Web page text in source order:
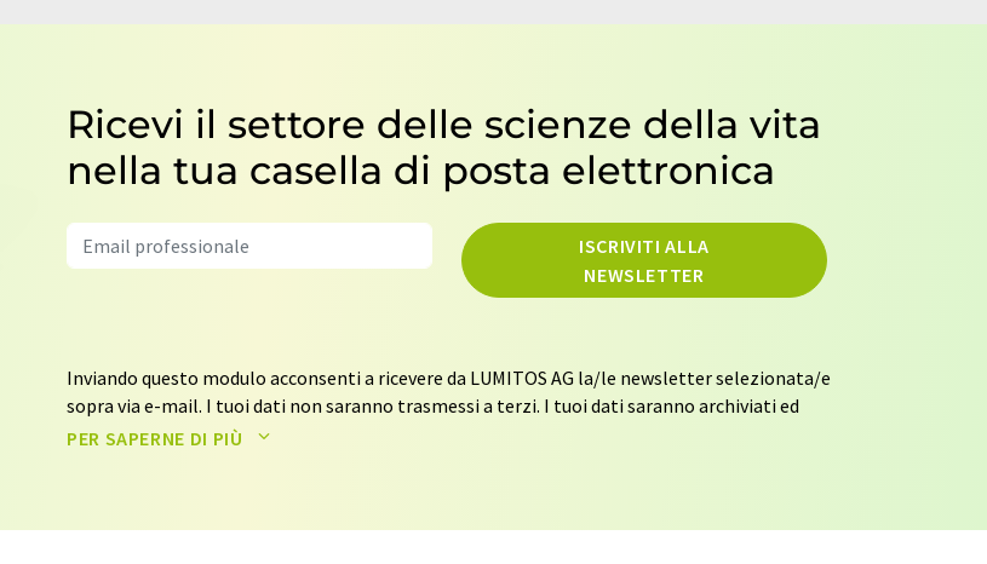
Ricevi il settore delle scienze della vita
nella tua casella di posta elettronica
ISCRIVITI ALLA
NEWSLETTER
Inviando questo modulo acconsenti a ricevere da LUMITOS AG la/le newsletter selezionata/e
sopra via e-mail. I tuoi dati non saranno trasmessi a terzi. I tuoi dati saranno archiviati ed
elaborati in conformità con le nostre
PER SAPERNE DI PIÙ